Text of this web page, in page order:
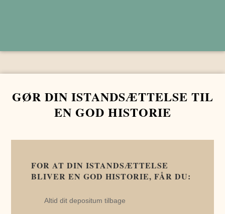
GØR DIN ISTANDSÆTTELSE TIL
EN GOD HISTORIE
FOR AT DIN ISTANDSÆTTELSE
BLIVER EN GOD HISTORIE, FÅR DU:
Altid dit depositum tilbage